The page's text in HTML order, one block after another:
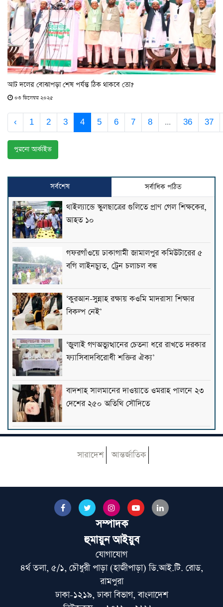
আট দলের বোঝাপড়া শেষ পর্যন্ত ঠিক থাকবে তো?
০৩ ডিসেম্বর ২০২৫
‹ 1 2 3 4 5 6 7 8 ... 36 37
পুরনো আর্কাইভ
সর্বশেষ সর্বাধিক পঠিত
থাইল্যান্ডে স্কুলছাত্রের গুলিতে প্রাণ গেল শিক্ষকের,
আহত ১০
গফরগাঁওয়ে ঢাকাগামী জামালপুর কমিউটারের ৫
বগি লাইনচ্যুত, ট্রেন চলাচল বন্ধ
‘কুরআন-সুন্নাহ রক্ষায় কওমি মাদরাসা শিক্ষার
বিকল্প নেই’
‘জুলাই গণঅভ্যুত্থানের চেতনা ধরে রাখতে দরকার
ফ্যাসিবাদবিরোধী শক্তির ঐক্য’
বাদশাহ সালমানের দাওয়াতে ওমরাহ পালনে ২৩
দেশের ২৫০ অতিথি সৌদিতে
৫৬ বছরের ইমামকে ওমরাহয় পাঠালেন গ্রামবাসী
মুফতি ওমর ফারুক সন্দ্বীপীকে দেখতে হাসপাতালে
গেলেন পীর সাহেব চরমোনাই
যশোরের মহাসম্মেলনে আকাবিরে দেওবন্দের
আদর্শ সংরক্ষণের আহ্বান
সারাদেশ আন্তর্জাতিক
সম্পাদক
হুমায়ুন আইয়ুব
যোগাযোগ
৪র্থ তলা, ৫/১, চৌধুরী পাড়া (হাজীপাড়া) ডি.আই.টি. রোড,
রামপুরা
ঢাকা-১২১৯, ঢাকা বিভাগ, বাংলাদেশ